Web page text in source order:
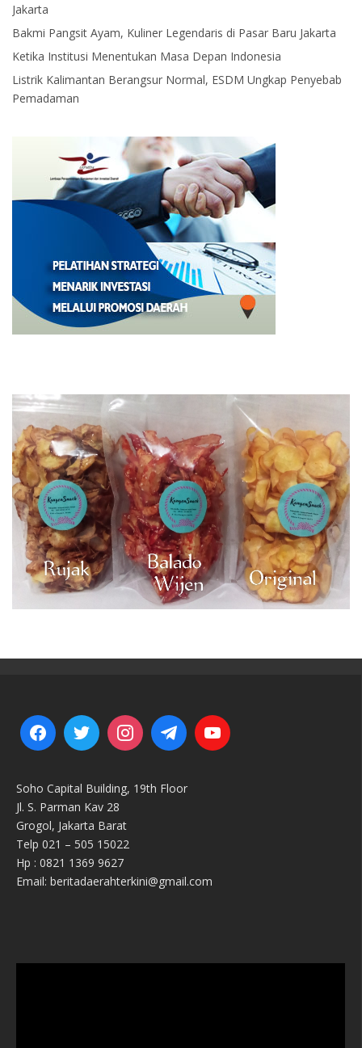
Jakarta
Bakmi Pangsit Ayam, Kuliner Legendaris di Pasar Baru Jakarta
Ketika Institusi Menentukan Masa Depan Indonesia
Listrik Kalimantan Berangsur Normal, ESDM Ungkap Penyebab
Pemadaman
Soho Capital Building, 19th Floor
Jl. S. Parman Kav 28
Grogol, Jakarta Barat
Telp 021 – 505 15022
Hp : 0821 1369 9627
Email: beritadaerahterkini@gmail.com